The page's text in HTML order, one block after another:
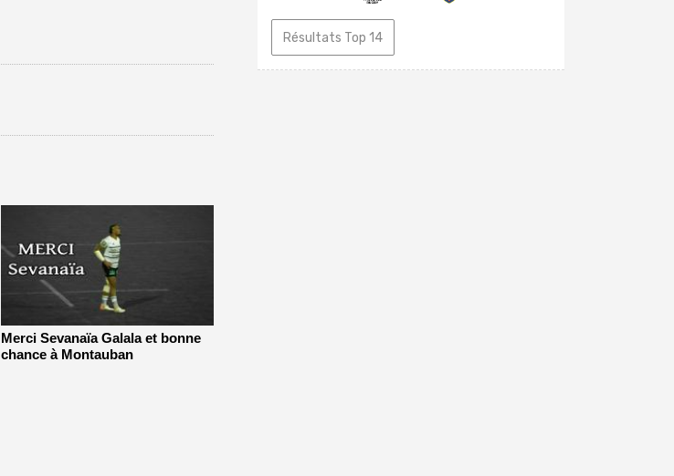
Merci Sevanaïa Galala et bonne
chance à Montauban
Résultats Top 14